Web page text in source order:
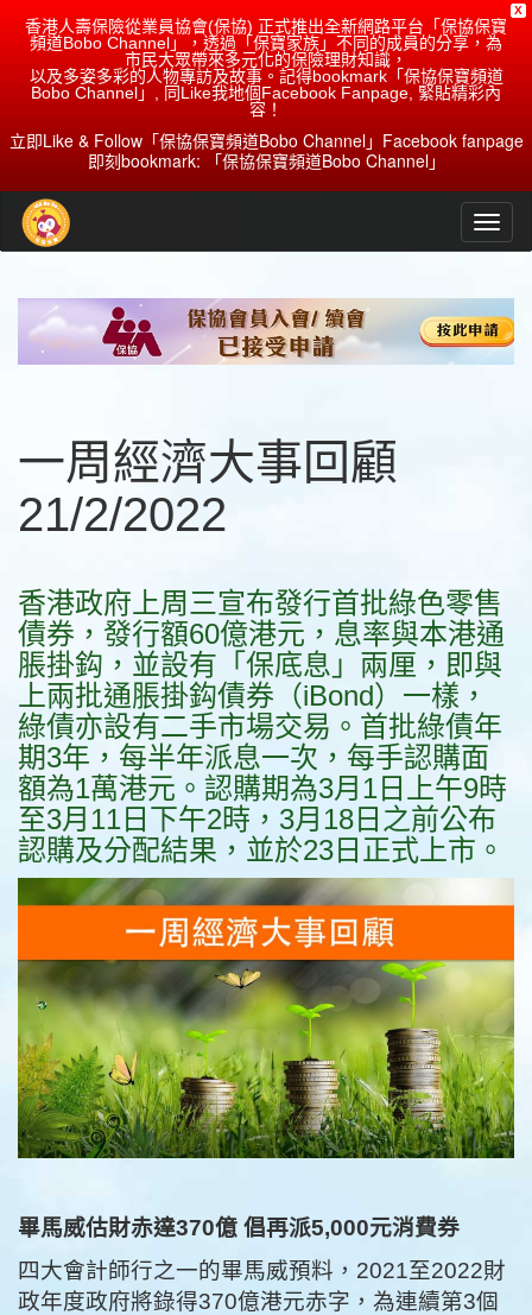
X
香港人壽保險從業員協會(保協) 正式推出全新網路平台「保協保寶
頻道Bobo Channel」，透過「保寶家族」不同的成員的分享，為
市民大眾帶來多元化的保險理財知識，
以及多姿多彩的人物專訪及故事。記得bookmark「保協保寶頻道
Bobo Channel」, 同Like我地個Facebook Fanpage, 緊貼精彩內
容！
立即Like & Follow「保協保寶頻道Bobo Channel」Facebook fanpage
即刻bookmark: 「保協保寶頻道Bobo Channel」
一周經濟大事回顧
21/2/2022
香港政府上周三宣布發行首批綠色零售
債券，發行額60億港元，息率與本港通
脹掛鈎，並設有「保底息」兩厘，即與
上兩批通脹掛鈎債券（iBond）一樣，
綠債亦設有二手市場交易。首批綠債年
期3年，每半年派息一次，每手認購面
額為1萬港元。認購期為3月1日上午9時
至3月11日下午2時，3月18日之前公布
認購及分配結果，並於23日正式上市。
畢馬威估財赤達370億 倡再派5,000元消費券
四大會計師行之一的畢馬威預料，2021至2022財
政年度政府將錄得370億港元赤字，為連續第3個